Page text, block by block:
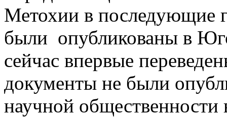
Метохии в последующие
были опубликованы в
сейчас впервые
документы не были
научной общественности